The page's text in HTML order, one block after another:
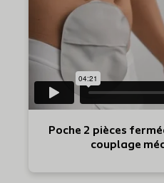
Poche 2 pièces
couplage